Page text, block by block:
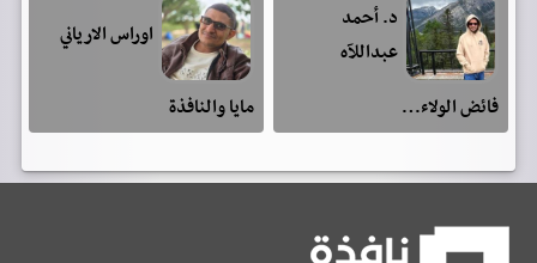
د. أحمد
عبداللآه
فائض الولاء…
اوراس الارياني
مايا والنافذة